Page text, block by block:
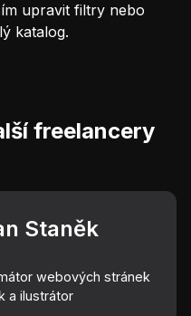
upravit filtry nebo
katalog.
freelancery
Staněk
webových stránek
a ilustrátor